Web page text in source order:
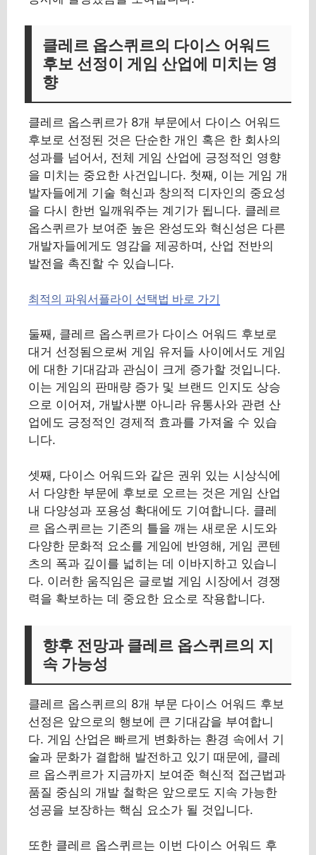
클레르 옵스퀴르의 다이스 어워드
후보 선정이 게임 산업에 미치는 영
향
클레르 옵스퀴르가 8개 부문에서 다이스 어워드
후보로 선정된 것은 단순한 개인 혹은 한 회사의
성과를 넘어서, 전체 게임 산업에 긍정적인 영향
을 미치는 중요한 사건입니다. 첫째, 이는 게임 개
발자들에게 기술 혁신과 창의적 디자인의 중요성
을 다시 한번 일깨워주는 계기가 됩니다. 클레르
옵스퀴르가 보여준 높은 완성도와 혁신성은 다른
개발자들에게도 영감을 제공하며, 산업 전반의
발전을 촉진할 수 있습니다.
최적의 파워서플라이 선택법 바로 가기
둘째, 클레르 옵스퀴르가 다이스 어워드 후보로
대거 선정됨으로써 게임 유저들 사이에서도 게임
에 대한 기대감과 관심이 크게 증가할 것입니다.
이는 게임의 판매량 증가 및 브랜드 인지도 상승
으로 이어져, 개발사뿐 아니라 유통사와 관련 산
업에도 긍정적인 경제적 효과를 가져올 수 있습
니다.
셋째, 다이스 어워드와 같은 권위 있는 시상식에
서 다양한 부문에 후보로 오르는 것은 게임 산업
내 다양성과 포용성 확대에도 기여합니다. 클레
르 옵스퀴르는 기존의 틀을 깨는 새로운 시도와
다양한 문화적 요소를 게임에 반영해, 게임 콘텐
츠의 폭과 깊이를 넓히는 데 이바지하고 있습니
다. 이러한 움직임은 글로벌 게임 시장에서 경쟁
력을 확보하는 데 중요한 요소로 작용합니다.
향후 전망과 클레르 옵스퀴르의 지
속 가능성
클레르 옵스퀴르의 8개 부문 다이스 어워드 후보
선정은 앞으로의 행보에 큰 기대감을 부여합니
다. 게임 산업은 빠르게 변화하는 환경 속에서 기
술과 문화가 결합해 발전하고 있기 때문에, 클레
르 옵스퀴르가 지금까지 보여준 혁신적 접근법과
품질 중심의 개발 철학은 앞으로도 지속 가능한
성공을 보장하는 핵심 요소가 될 것입니다.
또한 클레르 옵스퀴르는 이번 다이스 어워드 후